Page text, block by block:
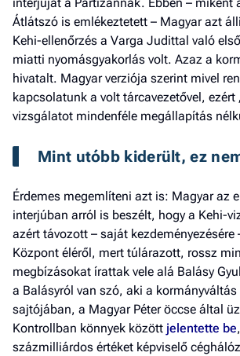
Átlátszó is emlékeztetett – Magyar azt
Kehi-ellenőrzés a Varga Judittal való
miatti nyomásgyakorlás volt. Azaz a
hivatalt. Magyar verziója szerint mivel
kapcsolatunk a volt tárcavezetővel, ezért
vizsgálatot mindenféle megállapítás
Mint utóbb kiderült, ez
Érdemes megemlíteni azt is: Magyar az
interjúban arról is beszélt, hogy a Kehi-
azért távozott – saját kezdeményezésére
Központ éléről, mert túlárazott, rossz
megbízásokat írattak vele alá Balásy
a Balásyról van szó, aki a
sajtójában, a Magyar Péter öccse által
Kontrollban könnyek között jelentette be
százmilliárdos értéket képviselő